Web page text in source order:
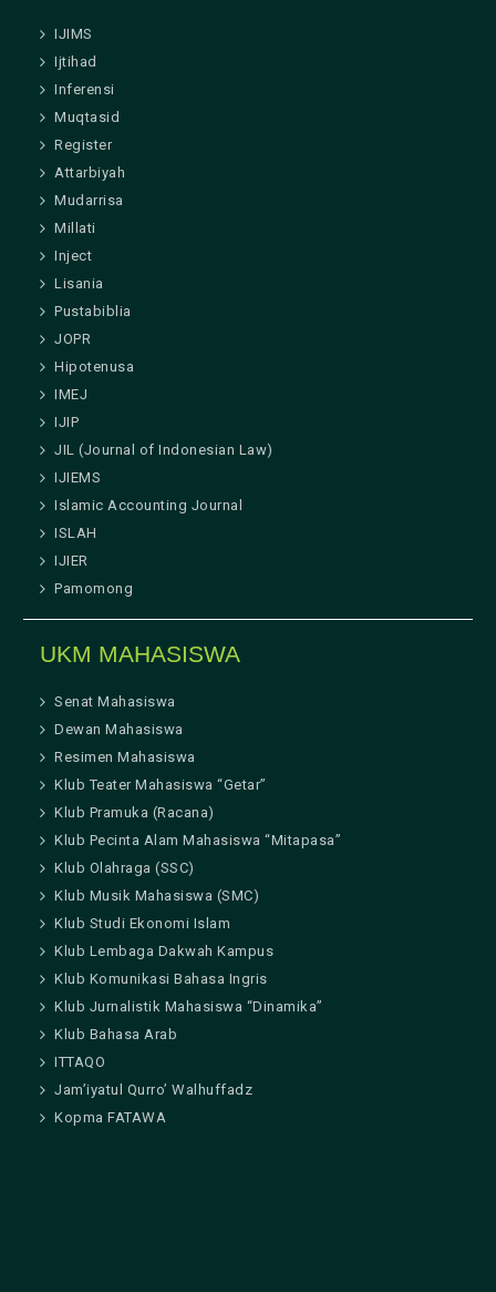
IJIMS
Ijtihad
Inferensi
Muqtasid
Register
Attarbiyah
Mudarrisa
Millati
Inject
Lisania
Pustabiblia
JOPR
Hipotenusa
IMEJ
IJIP
JIL (Journal of Indonesian Law)
IJIEMS
Islamic Accounting Journal
ISLAH
IJIER
Pamomong
UKM MAHASISWA
Senat Mahasiswa
Dewan Mahasiswa
Resimen Mahasiswa
Klub Teater Mahasiswa “Getar”
Klub Pramuka (Racana)
Klub Pecinta Alam Mahasiswa “Mitapasa”
Klub Olahraga (SSC)
Klub Musik Mahasiswa (SMC)
Klub Studi Ekonomi Islam
Klub Lembaga Dakwah Kampus
Klub Komunikasi Bahasa Ingris
Klub Jurnalistik Mahasiswa “Dinamika”
Klub Bahasa Arab
ITTAQO
Jam’iyatul Qurro’ Walhuffadz
Kopma FATAWA